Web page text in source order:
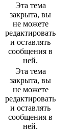
Эта тема
закрыта, вы
не можете
редактировать
и оставлять
сообщения в
ней.
Эта тема
закрыта, вы
не можете
редактировать
и оставлять
сообщения в
ней.